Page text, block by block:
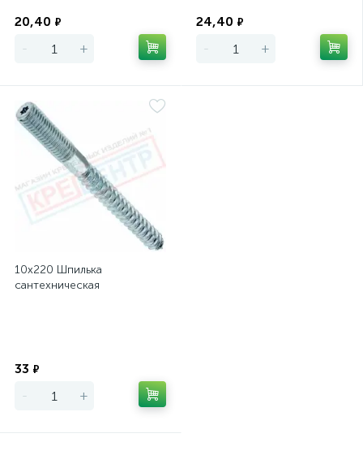
20,40 ₽
- +
24,40 ₽
- +
10х220 Шпилька
сантехническая
33 ₽
- +